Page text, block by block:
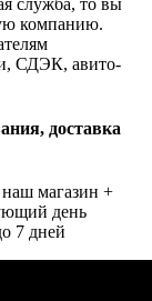
служба, то вы
компанию.
СДЭК, авито-
доставка
наш магазин +
день
7 дней